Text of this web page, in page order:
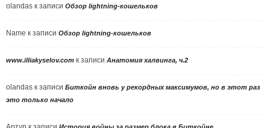
olandas к записи Обзор lightning-кошельков
Name к записи Обзор lightning-кошельков
www.illiakyselov.com к записи Анатомия халвинга, ч.2
olandas к записи Биткойн вновь у рекордных максимумов, но в этот раз
это только начало